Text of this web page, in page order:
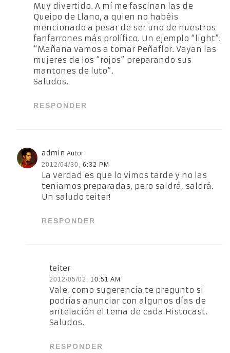
Muy divertido. A mí me fascinan las de
Queipo de Llano, a quien no habéis
mencionado a pesar de ser uno de nuestros
fanfarrones más prolífico. Un ejemplo “light”:
“Mañana vamos a tomar Peñaflor. Vayan las
mujeres de los “rojos” preparando sus
mantones de luto”.
Saludos.
RESPONDER
admin Autor
2012/04/30, 6:32 PM
La verdad es que lo vimos tarde y no las
teniamos preparadas, pero saldrá, saldrá.
Un saludo teiter!
RESPONDER
teiter
2012/05/02, 10:51 AM
Vale, como sugerencia te pregunto si
podrías anunciar con algunos días de
antelación el tema de cada Histocast.
Saludos.
RESPONDER